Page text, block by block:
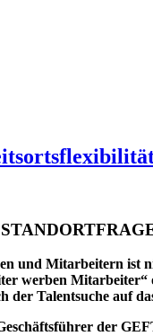
und Mitarbeitern ist
werben
Talentsuche auf
der